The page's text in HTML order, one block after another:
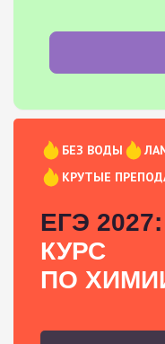
БЕЗ ВОДЫ
КРУТЫЕ
ЕГЭ 2027:
КУРС
ПО